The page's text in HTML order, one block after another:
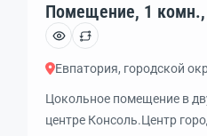
Помещение, 1
эт., код: 459029
Евпатория, городской
Цокольное помещение в
центре Консоль.Центр